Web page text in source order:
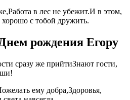
в лес не убежит.И в этом,
с тобой дружить.
рождения Егору
сразу же прийтиЗнают гости,
ему добра,Здоровья,